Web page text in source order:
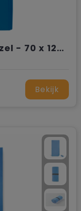
Sporthanddoek microvezel - 70 x 120 cm
Bekijk